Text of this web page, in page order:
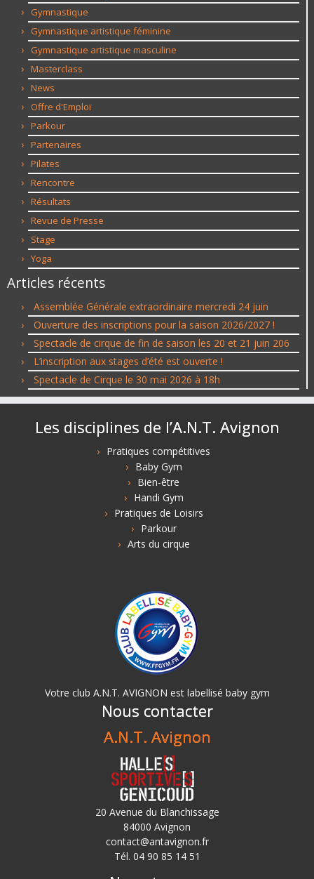
Gymnastique
Gymnastique artistique féminine
Gymnastique artistique masculine
Masterclass
News
Offre d'Emploi
Parkour
Partenaires
Pilates
Rencontre
Résultats
Revue de Presse
Stage
Yoga
Articles récents
Assemblée Générale extraordinaire mercredi 24 juin
Ouverture des inscriptions pour la saison 2026/2027 !
Spectacle de cirque de fin de saison les 20 et 21 juin 206
L’inscription aux stages d’été est ouverte !
Spectacle de Cirque le 30 mai 2026 à 18h
Les disciplines de l’A.N.T. Avignon
Pratiques compétitives
Baby Gym
Bien-être
Handi Gym
Pratiques de Loisirs
Parkour
Arts du cirque
Votre club A.N.T. AVIGNON est labellisé baby gym
Nous contacter
A.N.T. Avignon
20 Avenue du Blanchissage
84000 Avignon
contact@antavignon.fr
Tél. 04 90 85 14 51